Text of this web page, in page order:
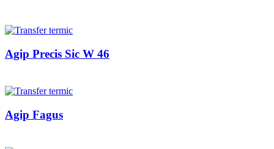
Agip Precis Sic W 46
Agip Fagus